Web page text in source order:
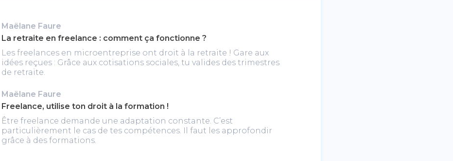
Maëlane Faure
La retraite en freelance : comment ça fonctionne ?
Les freelances en microentreprise ont droit à la retraite ! Gare aux
idées reçues : Grâce aux cotisations sociales, tu valides des trimestres
de retraite.
Maëlane Faure
Freelance, utilise ton droit à la formation !
Être freelance demande une adaptation constante. C’est
particulièrement le cas de tes compétences. Il faut les approfondir
grâce à des formations.